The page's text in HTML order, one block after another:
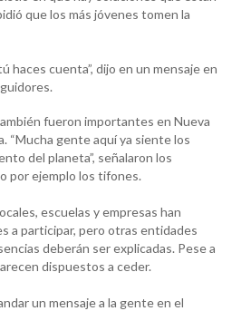
que los más jóvenes tomen la
haces cuenta”, dijo en un mensaje en
fueron importantes en Nueva
“Mucha gente aquí ya siente los
del planeta”, señalaron los
por ejemplo los tifones.
escuelas y empresas han
a participar, pero otras entidades
deberán ser explicadas. Pese a
dispuestos a ceder.
un mensaje a la gente en el